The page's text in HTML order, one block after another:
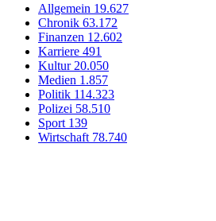
Allgemein 19.627
Chronik 63.172
Finanzen 12.602
Karriere 491
Kultur 20.050
Medien 1.857
Politik 114.323
Polizei 58.510
Sport 139
Wirtschaft 78.740